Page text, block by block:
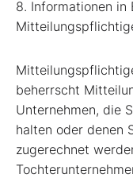
8. Informationen in
beherrscht
Unternehmen, die
halten oder denen
zugerechnet